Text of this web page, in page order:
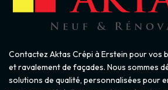
Contactez Aktas Crépi à Erstein pour vos
et ravalement de façades. Nous sommes
solutions de qualité, personnalisées pour